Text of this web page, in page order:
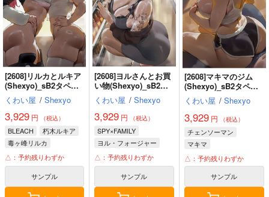
[2608]リルカとルキア
(Shexyo)_sB2タペス
トリー
くわい屋 / Shexyo
3,929 円 （税込）
BLEACH
朽木ルキア
毒ヶ峰リルカ
△：予約残りわずか
サンプル
[2608]ヨルさんとお買
い物(Shexyo)_sB2タ
ペストリー
くわい屋 / Shexyo
3,929 円 （税込）
SPY×FAMILY
ヨル・フォージャー
△：予約残りわずか
サンプル
[2608]マキマのジム
(Shexyo)_sB2タペス
トリー
くわい屋 / Shexyo
3,929円 （税込）
チェンソーマン
マキマ
△：予約残りわずか
サンプル